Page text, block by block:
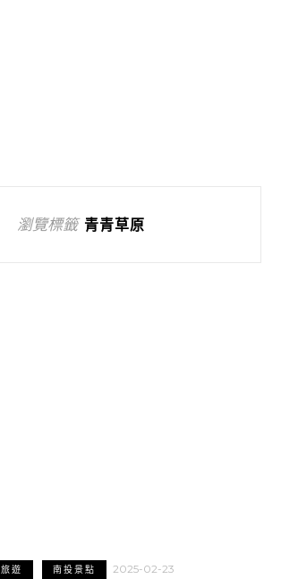
瀏覽標籤 青青草原
旅遊 南投景點 2025-02-23